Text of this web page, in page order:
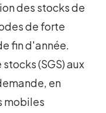
des stocks de
de forte
fin d'année.
(SGS) aux
en
mobiles